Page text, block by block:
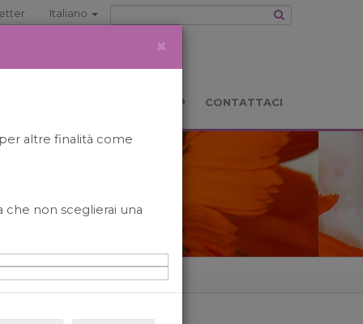
Italiano
BOOKSHOP CONTATTACI
×
altre finalità come
che non sceglierai una